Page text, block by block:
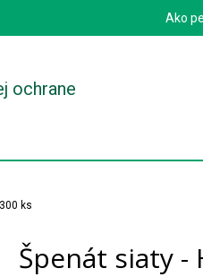
ochrane
Ako
ks
Špenát siaty -